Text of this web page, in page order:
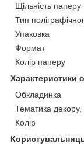
Щільність паперу
Тип
Упаковка
Формат
Колір паперу
Характеристики
Обкладинка
Тематика
Колір